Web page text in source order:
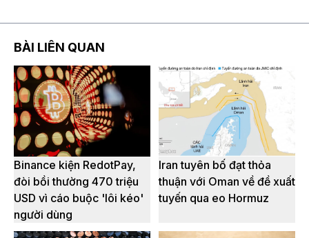
BÀI LIÊN QUAN
Binance kiện RedotPay,
đòi bồi thường 470 triệu
USD vì cáo buộc 'lôi kéo'
người dùng
Iran tuyên bố đạt thỏa
thuận với Oman về đề xuất
tuyến qua eo Hormuz